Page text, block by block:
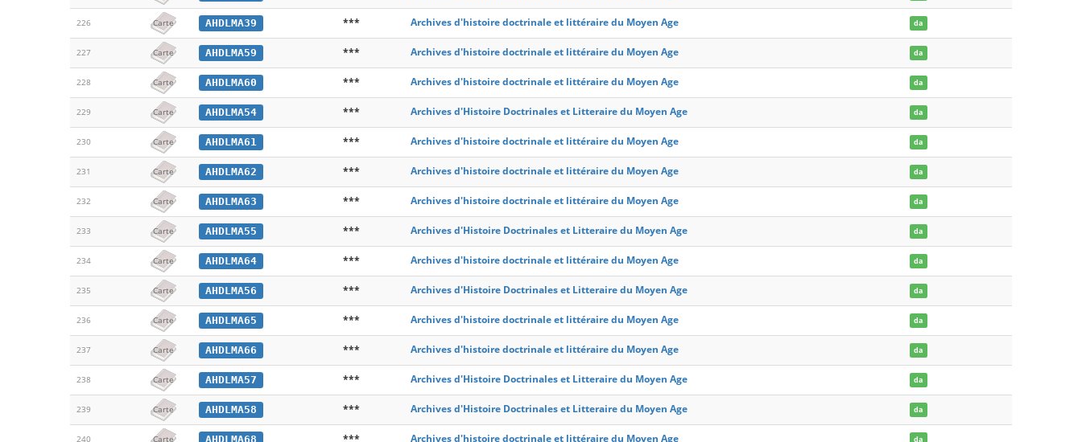
226 Carte AHDLMA39 *** Archives d'histoire doctrinale et littéraire du Moyen Age da
227 Carte AHDLMA59 *** Archives d'histoire doctrinale et littéraire du Moyen Age da
228 Carte AHDLMA60 *** Archives d'histoire doctrinale et littéraire du Moyen Age da
229 Carte AHDLMA54 *** Archives d'Histoire Doctrinales et Litteraire du Moyen Age da
230 Carte AHDLMA61 *** Archives d'histoire doctrinale et littéraire du Moyen Age da
231 Carte AHDLMA62 *** Archives d'histoire doctrinale et littéraire du Moyen Age da
232 Carte AHDLMA63 *** Archives d'histoire doctrinale et littéraire du Moyen Age da
233 Carte AHDLMA55 *** Archives d'Histoire Doctrinales et Litteraire du Moyen Age da
234 Carte AHDLMA64 *** Archives d'histoire doctrinale et littéraire du Moyen Age da
235 Carte AHDLMA56 *** Archives d'Histoire Doctrinales et Litteraire du Moyen Age da
236 Carte AHDLMA65 *** Archives d'histoire doctrinale et littéraire du Moyen Age da
237 Carte AHDLMA66 *** Archives d'histoire doctrinale et littéraire du Moyen Age da
238 Carte AHDLMA57 *** Archives d'Histoire Doctrinales et Litteraire du Moyen Age da
239 Carte AHDLMA58 *** Archives d'Histoire Doctrinales et Litteraire du Moyen Age da
240 Carte AHDLMA68 *** Archives d'histoire doctrinale et littéraire du Moyen Age da